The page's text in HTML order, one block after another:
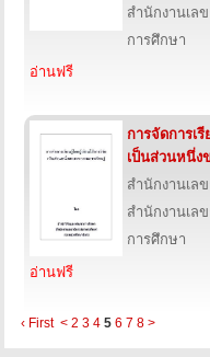
สำนักงานเล
การศึกษา
อ่านฟรี
การจัดการเ
เป็นส่วนหนึ่ง
สำนักงานเล
สำนักงานเล
การศึกษา
อ่านฟรี
‹ First < 2 3 4 5 6 7 8 >